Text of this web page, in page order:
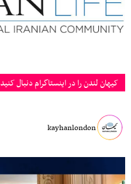
کیهان لندن را در اینستاگرام دنبال کنید
kayhanlondon